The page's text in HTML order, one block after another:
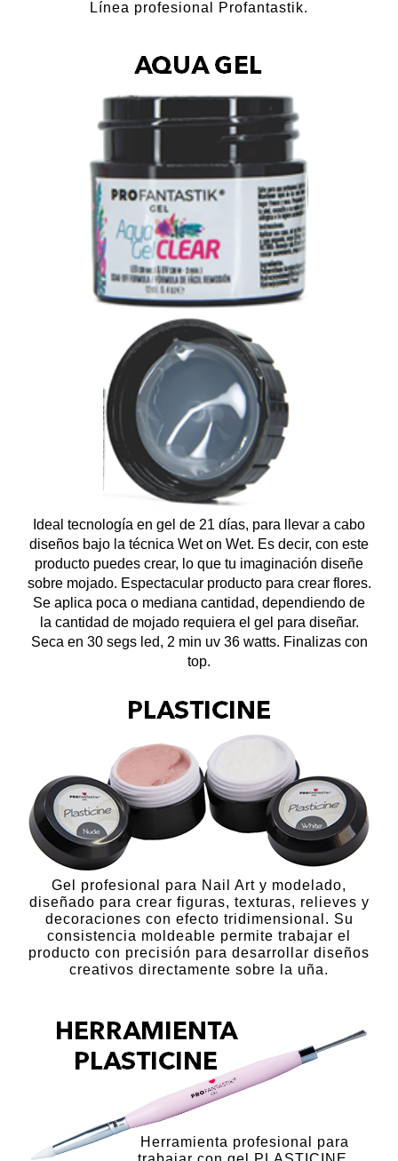
Línea profesional Profantastik.
Ideal tecnología en gel de 21 días, para llevar a cabo
diseños bajo la técnica Wet on Wet. Es decir, con este
producto puedes crear, lo que tu imaginación diseñe
sobre mojado. Espectacular producto para crear flores.
Se aplica poca o mediana cantidad, dependiendo de
la cantidad de mojado requiera el gel para diseñar.
Seca en 30 segs led, 2 min uv 36 watts. Finalizas con
top.
Gel profesional para Nail Art y modelado,
diseñado para crear figuras, texturas, relieves y
decoraciones con efecto tridimensional. Su
consistencia moldeable permite trabajar el
producto con precisión para desarrollar diseños
creativos directamente sobre la uña.
Herramienta profesional para